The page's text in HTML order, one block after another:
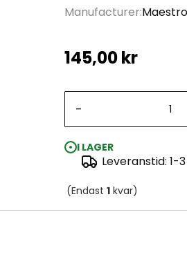
Manufacturer
145,00 kr
-
I LAGER
Leveranstid:
(Endast 1 kvar)